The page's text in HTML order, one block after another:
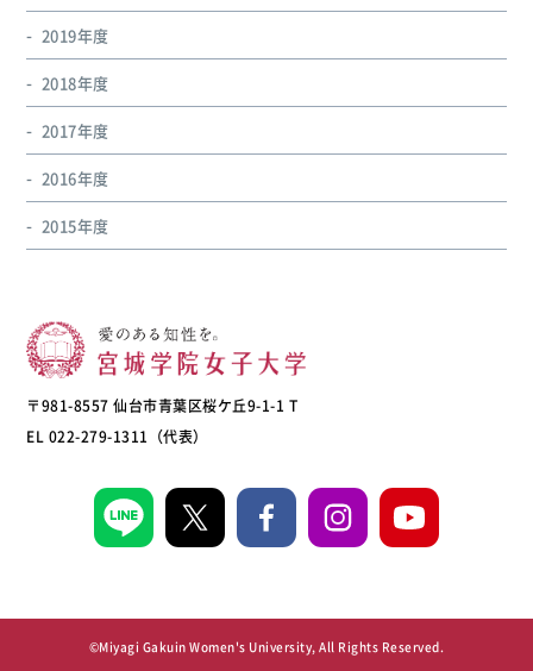
2019年度
2018年度
2017年度
2016年度
2015年度
〒981-8557 仙台市青葉区桜ケ丘9-1-1 T
EL 022-279-1311（代表）
©Miyagi Gakuin Women's University, All Rights Reserved.